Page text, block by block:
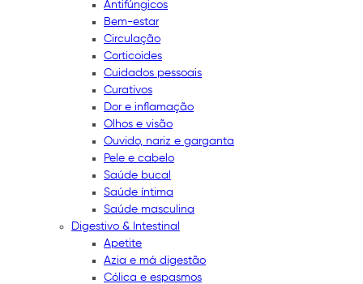
Antifúngicos
Bem-estar
Circulação
Corticoides
Cuidados pessoais
Curativos
Dor e inflamação
Olhos e visão
Ouvido, nariz e garganta
Pele e cabelo
Saúde bucal
Saúde íntima
Saúde masculina
Digestivo & Intestinal
Apetite
Azia e má digestão
Cólica e espasmos